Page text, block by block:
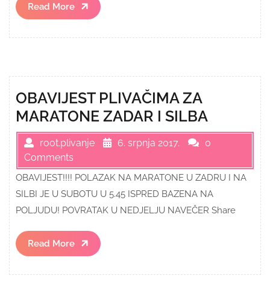
Read More
Read
More
OBAVIJEST PLIVAČIMA ZA
MARATONE ZADAR I SILBA
root.plivanje 6. srpnja 2017.
0
Comments
OBAVIJEST!!!! POLAZAK NA MARATONE U ZADRU I NA
SILBI JE U SUBOTU U 5.45 ISPRED BAZENA NA
POLJUDU! POVRATAK U NEDJELJU NAVEČER Share
Read More
Read
More